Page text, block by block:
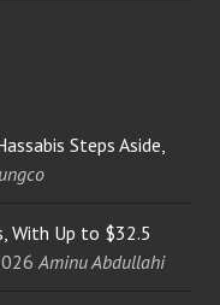
Steps Aside,
With Up to $32.5
Aminu Abdullahi